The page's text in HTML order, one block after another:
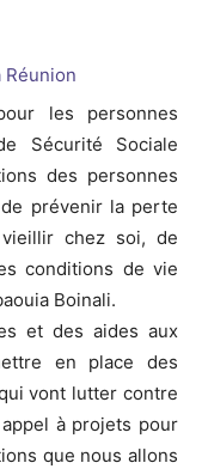
les personnes
Sécurité Sociale
des personnes
prévenir la perte
chez soi, de
conditions de vie
Boinali.
et des aides aux
en place des
vont lutter contre
à projets pour
que nous allons